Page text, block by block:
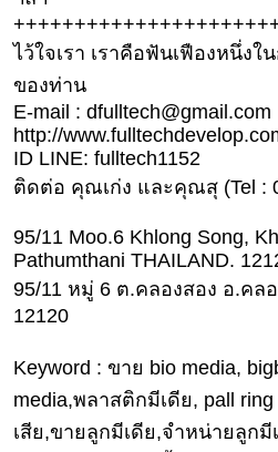
แม่
และ
เด็ก
สัตว์
เลี้ยง
Infographic
บริการ
แอปฯ
กระปุก
โฆษณา
แจ้ง
ปัญหา
ไว้ใจเรา เราคือฟันเฟืองหนึ่งใ
ของท่าน
E-mail : dfulltech@gmail.com
http://
ID LINE: fulltech1152
ติดต่อ คุณเก่ง และคุณสุ (Tel :
95/11 Moo.6 Khlong Song,
Pathumthani THAILAND.
95/11 หมู่ 6 ต.คลองสอง อ.คล
12120
Keyword : ขาย bio media,
media,พลาสติกมีเดีย, pall
เสีย,ขายลูกมีเดีย,จำหน่ายลูกมี